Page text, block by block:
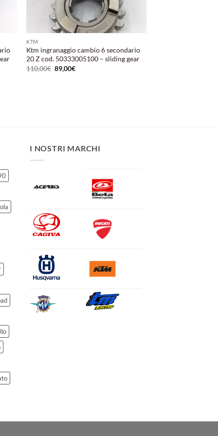
KTM
Ktm ingranaggio cambio 6 secondario
20 Z cod. 50333005100 – sliding gear
110,00€ Il
prezzo
89,00€Il
I NOSTRI MARCHI